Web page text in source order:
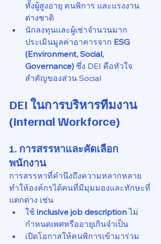
ทั้งผู้สูงอายุ คนพิการ และแรงงาน
ต่างชาติ
นักลงทุนและผู้เช่าจำนวนมาก
ประเมินมูลค่าอาคารจาก ESG
(Environment, Social,
Governance) ซึ่ง DEI คือหัวใจ
สำคัญของส่วน Social
DEI ในการบริหารทีมงาน
(Internal Workforce)
1. การสรรหาและคัดเลือก
พนักงาน
การสรรหาที่คำนึงถึงความหลากหลาย
ทำให้องค์กรได้คนที่มีมุมมองและทักษะที่
แตกต่าง เช่น
ใช้ inclusive job description ไม่
กำหนดเพศหรืออายุเกินจำเป็น
เปิดโอกาสให้คนพิการเข้ามาร่วม